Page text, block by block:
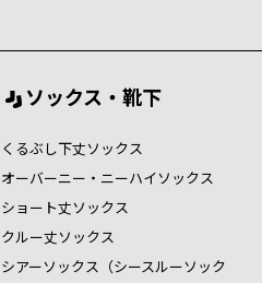
ソックス・靴下
くるぶし下丈ソックス
オーバーニー・ニーハイソックス
ショート丈ソックス
クルー丈ソックス
シアーソックス（シースルーソック